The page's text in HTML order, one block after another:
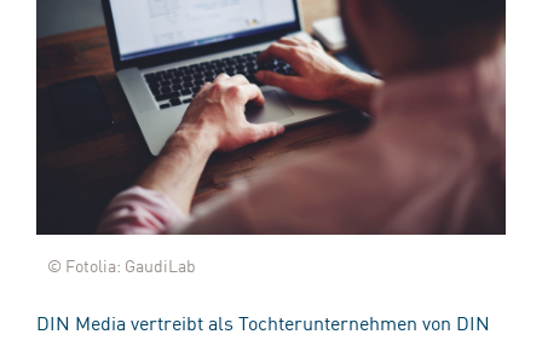
© Fotolia: GaudiLab
DIN Media vertreibt als Tochterunternehmen von DIN